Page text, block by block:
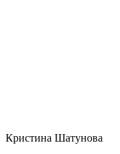
Кристина Шатунова